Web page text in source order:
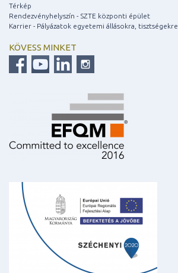
Térkép
Rendezvényhelyszín - SZTE központi épület
Karrier - Pályázatok egyetemi állásokra, tisztségekre
KÖVESS MINKET